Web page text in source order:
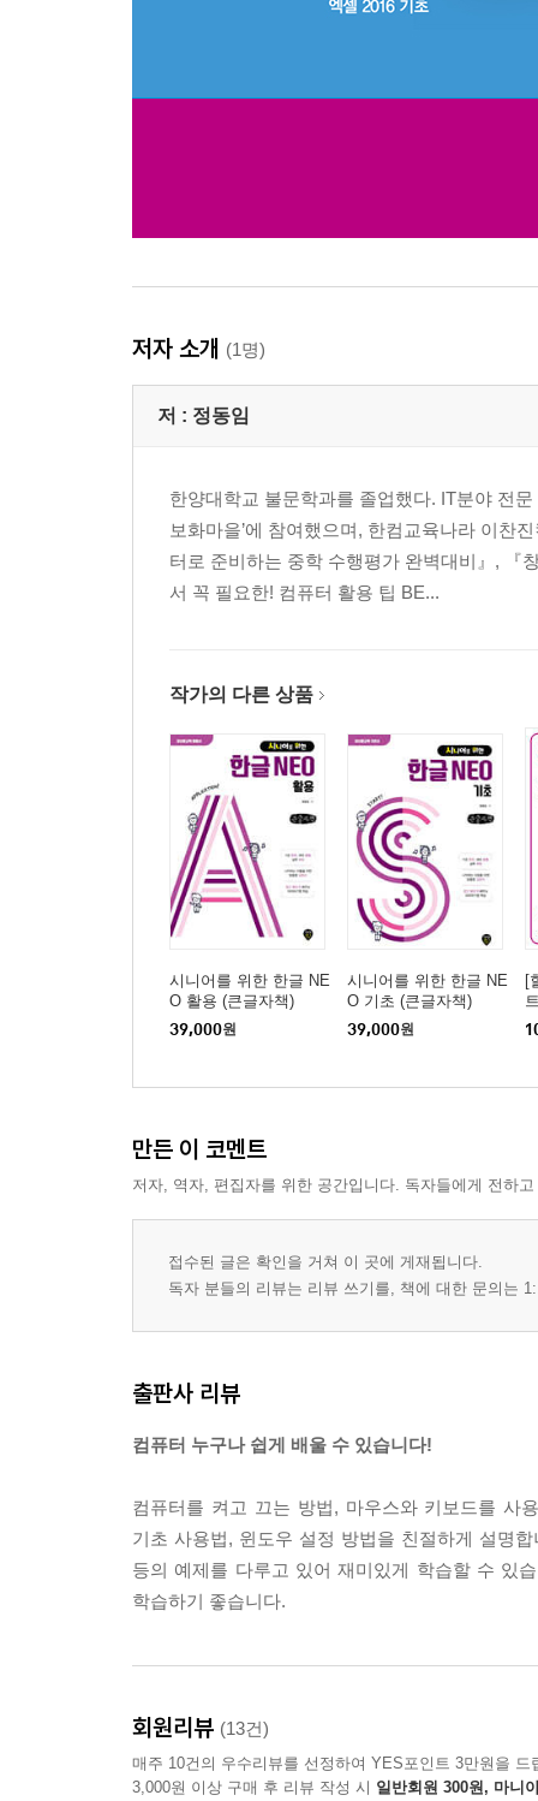
저자 소개 (1명)
저 : 정동임
한양대학교 불문학과를 졸업했다. IT분야 전
보화마을’에 참여했으며, 한컴교육나라 이찬
터로 준비하는 중학 수행평가 완벽대비』, 『
서 꼭 필요한! 컴퓨터 활용 팁 BE...
작가의 다른 상품
시니어를 위한 한글 NE
O 활용 (큰글자책)
39,000원
시니어를 위한 한글 NE
O 기초 (큰글자책)
39,000원
[
만든 이 코멘트
저자, 역자, 편집자를 위한 공간입니다. 독자들에게 전하
접수된 글은 확인을 거쳐 이 곳에 게재됩니다.
독자 분들의 리뷰는 리뷰 쓰기를, 책에 대한 문의는
출판사 리뷰
컴퓨터 누구나 쉽게 배울 수 있습니다!
컴퓨터를 켜고 끄는 방법, 마우스와 키보드를 사
기초 사용법, 윈도우 설정 방법을 친절하게 설명
등의 예제를 다루고 있어 재미있게 학습할 수 있
학습하기 좋습니다.
회원리뷰 (13건)
매주 10건의 우수리뷰를 선정하여 YES포인트 3만원을 드
3,000원 이상 구매 후 리뷰 작성 시 일반회원 300원, 마니